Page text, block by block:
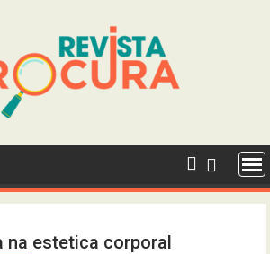
na estetica corporal